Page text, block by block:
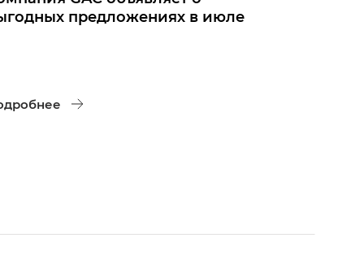
предложениях в июле